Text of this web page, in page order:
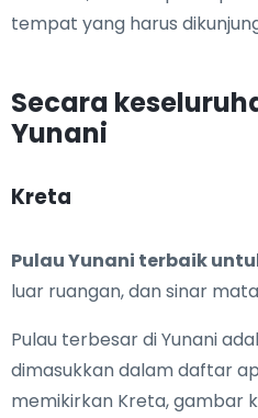
tempat yang harus
Secara
Yunani
Kreta
Pulau Yunani terbaik
luar ruangan, dan sinar
Pulau terbesar di Yunani
dimasukkan dalam daftar
memikirkan Kreta, gambar